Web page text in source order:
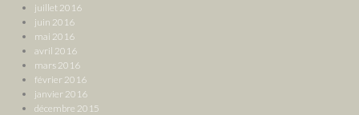
juillet 2016
juin 2016
mai 2016
avril 2016
mars 2016
février 2016
janvier 2016
décembre 2015